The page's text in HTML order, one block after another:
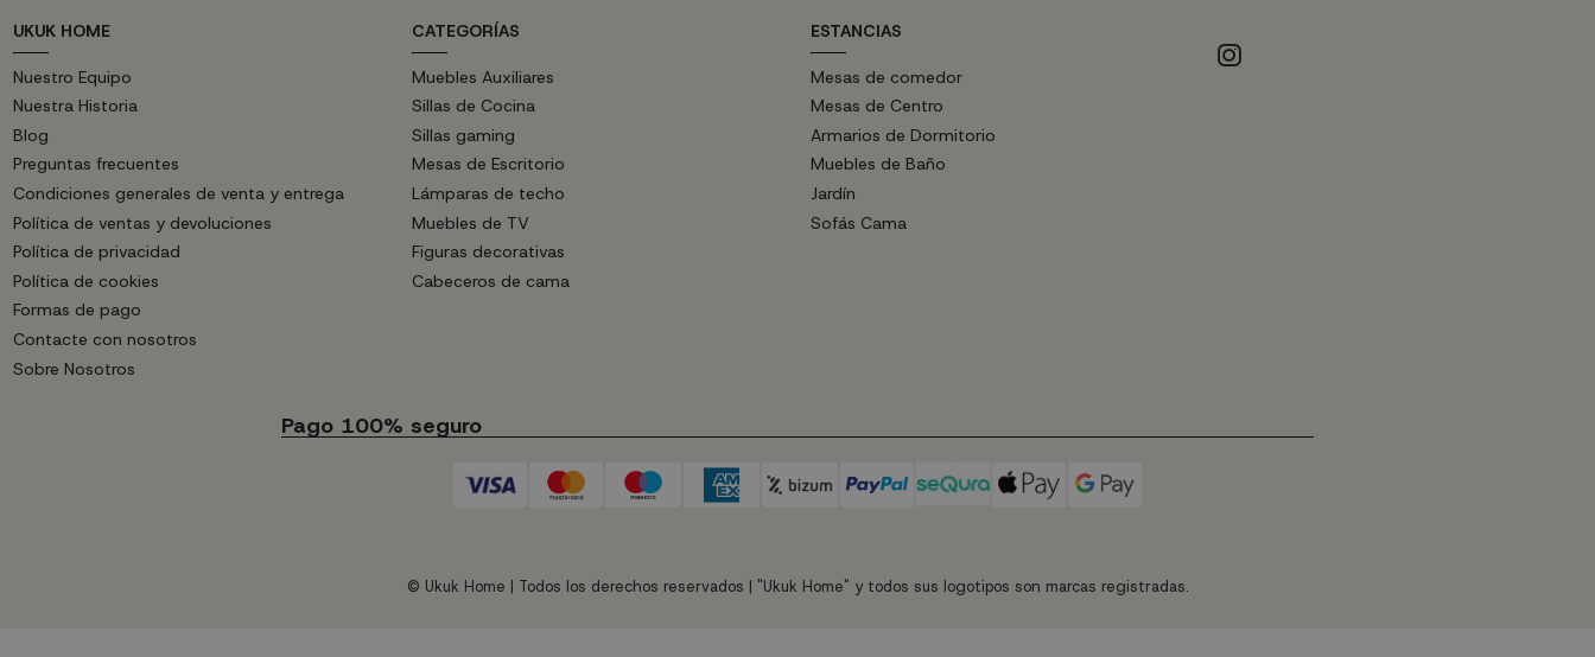
UKUK HOME
Nuestro Equipo
Nuestra Historia
Blog
Preguntas frecuentes
Condiciones generales de venta y entrega
Política de ventas y devoluciones
Política de privacidad
Política de cookies
Formas de pago
Contacte con nosotros
Sobre Nosotros
CATEGORÍAS
Muebles Auxiliares
Sillas de Cocina
Sillas gaming
Mesas de Escritorio
Lámparas de techo
Muebles de TV
Figuras decorativas
Cabeceros de cama
ESTANCIAS
Mesas de comedor
Mesas de Centro
Armarios de Dormitorio
Muebles de Baño
Jardín
Sofás Cama
Pago 100% seguro
© Ukuk Home | Todos los derechos reservados | "Ukuk Home" y todos sus logotipos son marcas registradas.